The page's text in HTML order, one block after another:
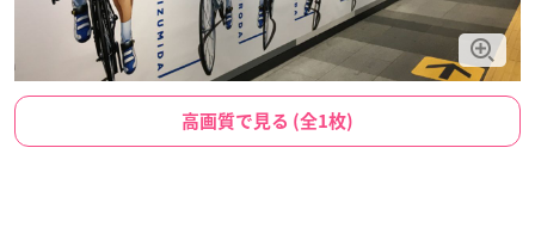
高画質で見る (全1枚)